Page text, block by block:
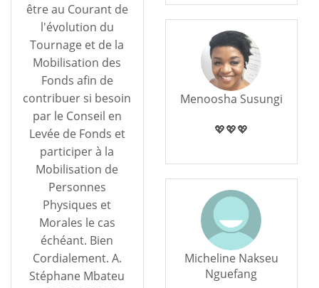
être au Courant de
l'évolution du
Tournage et de la
Mobilisation des
Fonds afin de
contribuer si besoin
par le Conseil en
Levée de Fonds et
participer à la
Mobilisation de
Personnes
Physiques et
Morales le cas
échéant. Bien
Cordialement. A.
Stéphane Mbateu
Menoosha Susungi
💖💖💖
Micheline Nakseu
Nguefang